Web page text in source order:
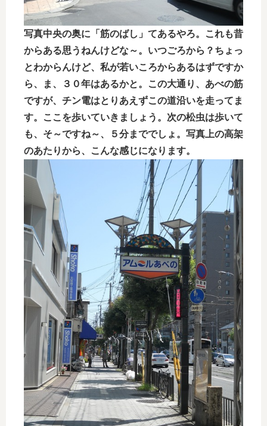
写真中央の奥に「筋のばし」てあるやろ。これも昔
からある思うねんけどな～。いつごろから？ちょっ
とわからんけど、私が若いころからあるはずですか
ら、ま、３０年はあるかと。この大通り、あべの筋
ですが、チン電はとりあえずこの道沿いを走ってま
す。ここを歩いていきましょう。次の松虫は歩いて
も、そ～ですね～、５分まででしょ。写真上の高架
のあたりから、こんな感じになります。